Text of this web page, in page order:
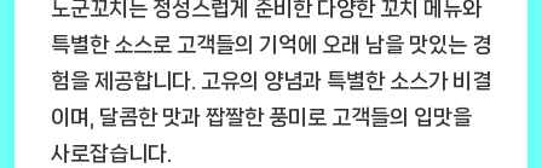
노군꼬치는 정성스럽게 준비한 다양한 꼬치 메뉴와
특별한 소스로 고객들의 기억에 오래 남을 맛있는 경
험을 제공합니다. 고유의 양념과 특별한 소스가 비결
이며, 달콤한 맛과 짭짤한 풍미로 고객들의 입맛을
사로잡습니다.